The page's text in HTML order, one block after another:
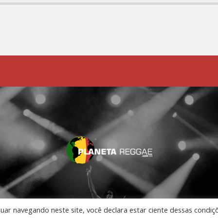
navegando neste site, você declara estar ciente dessas